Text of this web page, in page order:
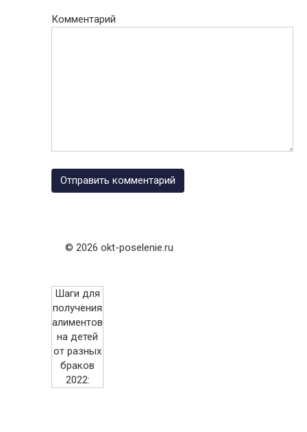
Комментарий
© 2026 okt-poselenie.ru
Шаги для
получения
алиментов
на детей
от разных
браков
2022: